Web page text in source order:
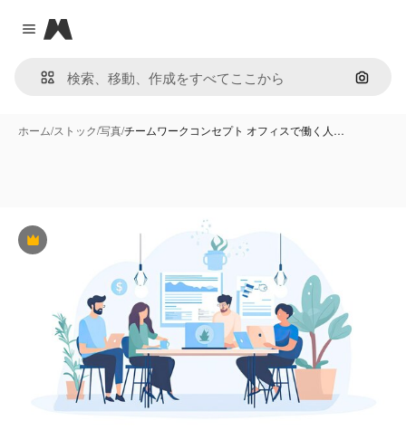
Close menu
Magnific
画像で
ホーム/ストック/写真/チームワークコンセプト オフィスで働く人…
Premium